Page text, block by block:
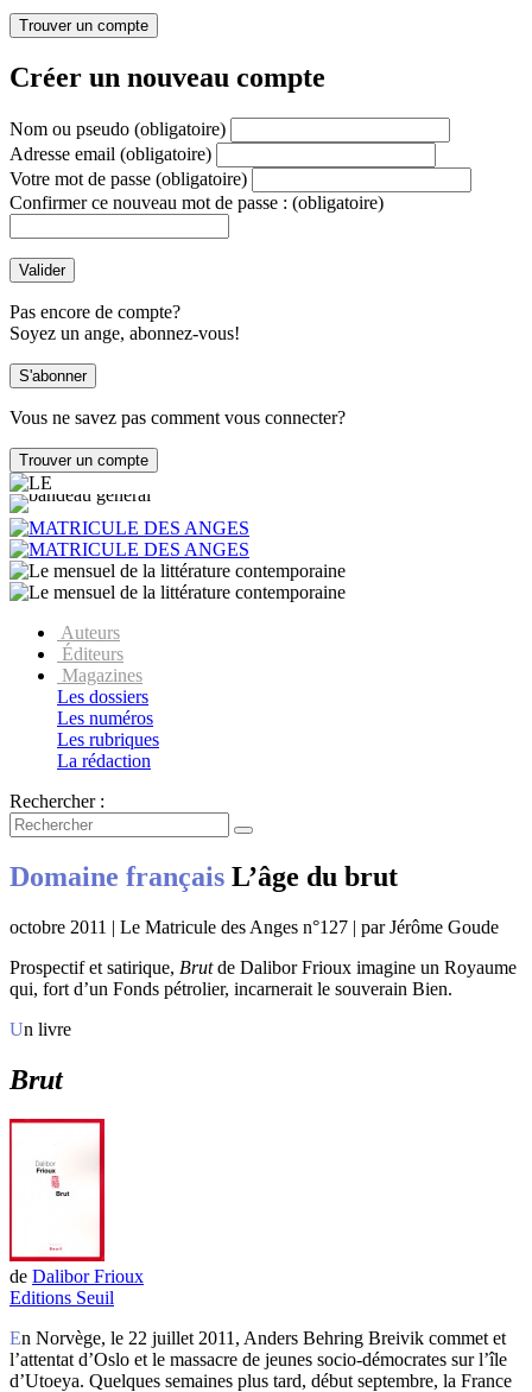
Créer un nouveau compte
Nom ou pseudo (obligatoire)
Adresse email (obligatoire)
Votre mot de passe (obligatoire)
Confirmer ce nouveau mot de passe : (obligatoire)
Pas encore de compte?
Soyez un ange, abonnez-vous!
Vous ne savez pas comment vous connecter?
Auteurs
Éditeurs
Magazines
Les dossiers
Les numéros
Les rubriques
La rédaction
Rechercher :
Domaine français L’âge du brut
octobre 2011 | Le Matricule des Anges n°127 | par Jérôme Goude
Prospectif et satirique, Brutde Dalibor Frioux imagine un Royaume
qui, fort d’un Fonds pétrolier, incarnerait le souverain Bien.
Un livre
Brut
de Dalibor Frioux
Editions Seuil
En Norvège, le 22 juillet 2011, Anders Behring Breivik commet et
l’attentat d’Oslo et le massacre de jeunes socio-démocrates sur l’île
d’Utoeya. Quelques semaines plus tard, début septembre, la France